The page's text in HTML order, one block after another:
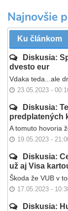
Najnovšie
Ku článkom
Diskusia:
dvesto eur
Vdaka teda...ale
23.05.2023 -
Diskusia:
predplatených
A tomuto hovoria
19.05.2023 -
Diskusia:
už aj Visa
Škoda že VUB v
17.05.2023 -
Diskusia: